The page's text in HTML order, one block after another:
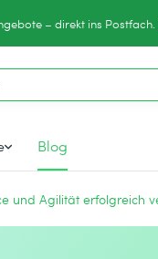
– direkt ins Postfach.
Blog
und Agilität erfolgreich